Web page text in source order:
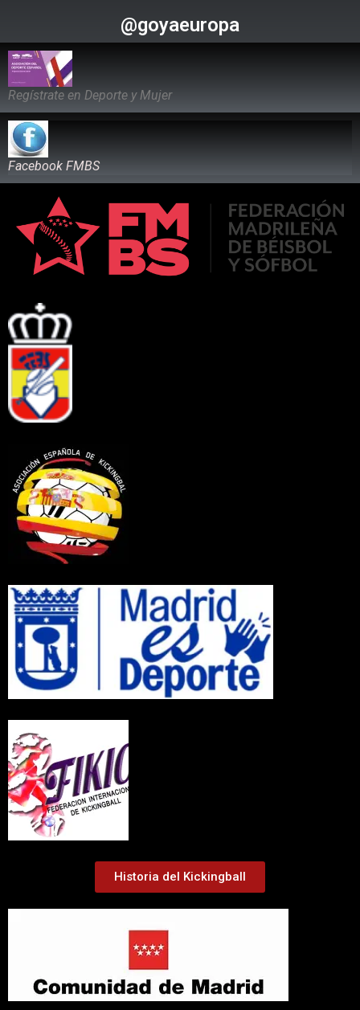
@goyaeuropa
Regístrate en Deporte y Mujer
Facebook FMBS
Historia del Kickingball